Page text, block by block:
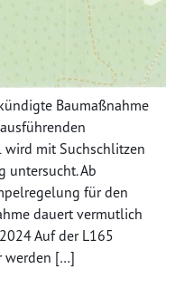
Baumaßnahme
mit Suchschlitzen
untersucht. Ab
für den
dauert vermutlich
Auf der L165
werden […]